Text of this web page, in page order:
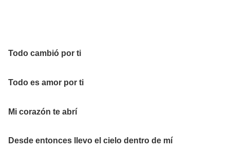
Todo cambió por ti
Todo es amor por ti
Mi corazón te abrí
Desde entonces llevo el cielo dentro de mí